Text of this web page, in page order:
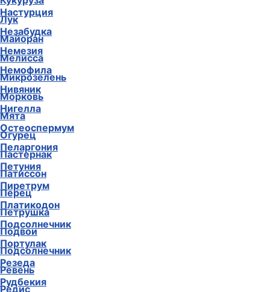
Настурция
Незабудка
Немезия
Немофила
Нивяник
Нигелла
Остеоспермум
Пеларгония
Петуния
Пиретрум
Платикодон
Подсолнечник
Портулак
Резеда
Рудбекия
Лук
Майоран
Мелисса
Микрозелень
Морковь
Мята
Огурец
Пастернак
Патиссон
Перец
Петрушка
Подвои
Подсолнечник
Ревень
Редис